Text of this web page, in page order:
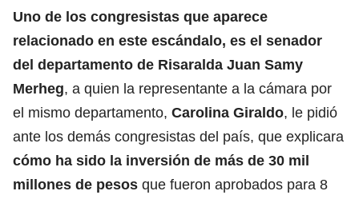
Uno de los congresistas que aparece
relacionado en este escándalo, es el senador
del departamento de Risaralda Juan Samy
Merheg, a quien la representante a la cámara por
el mismo departamento, Carolina Giraldo, le pidió
ante los demás congresistas del país, que explicara
cómo ha sido la inversión de más de 30 mil
millones de pesos que fueron aprobados para 8